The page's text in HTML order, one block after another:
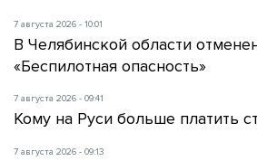
7 августа 2026 - 10:01
В Челябинской области
«Беспилотная опасность»
7 августа 2026 - 09:41
Кому на Руси больше платить
7 августа 2026 - 09:13